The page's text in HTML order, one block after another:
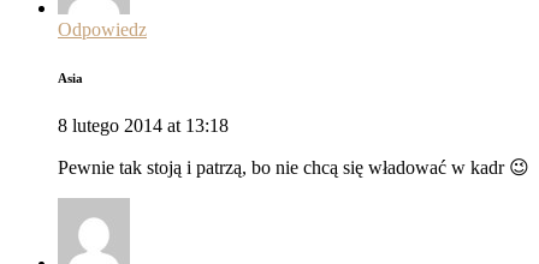
Odpowiedz
Asia
8 lutego 2014 at 13:18
Pewnie tak stoją i patrzą, bo nie chcą się władować w kadr 😉